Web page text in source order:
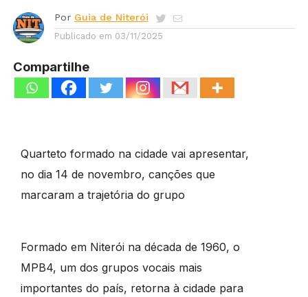
Por Guia de Niterói
Publicado em 03/11/2025
Compartilhe
Quarteto formado na cidade vai apresentar,
no dia 14 de novembro, canções que
marcaram a trajetória do grupo
Formado em Niterói na década de 1960, o
MPB4, um dos grupos vocais mais
importantes do país, retorna à cidade para